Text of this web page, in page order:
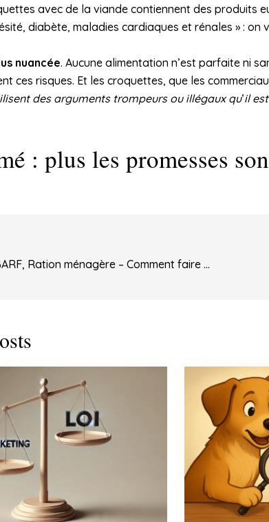
avec de la viande contiennent des produits
diabète, maladies cardiaques et rénales » : on
nuancée. Aucune alimentation n’est parfaite ni
ces risques. Et les croquettes, que les
des arguments trompeurs ou illégaux qu‘il
: plus les promesses
Croquettes, Pâtée, BARF, Ration ménagère – Comment faire le bon choix ?